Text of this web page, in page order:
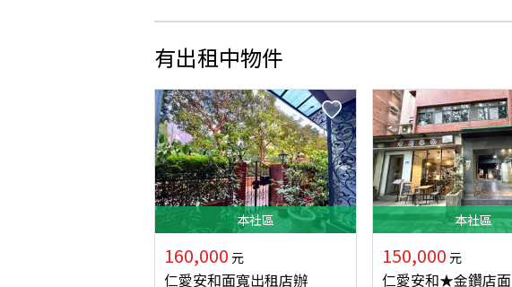
有出租中物件
本社區
160,000 元
仁愛安和面寬出租店辦
本社區
150,000 元
仁愛安和★金鑽店面